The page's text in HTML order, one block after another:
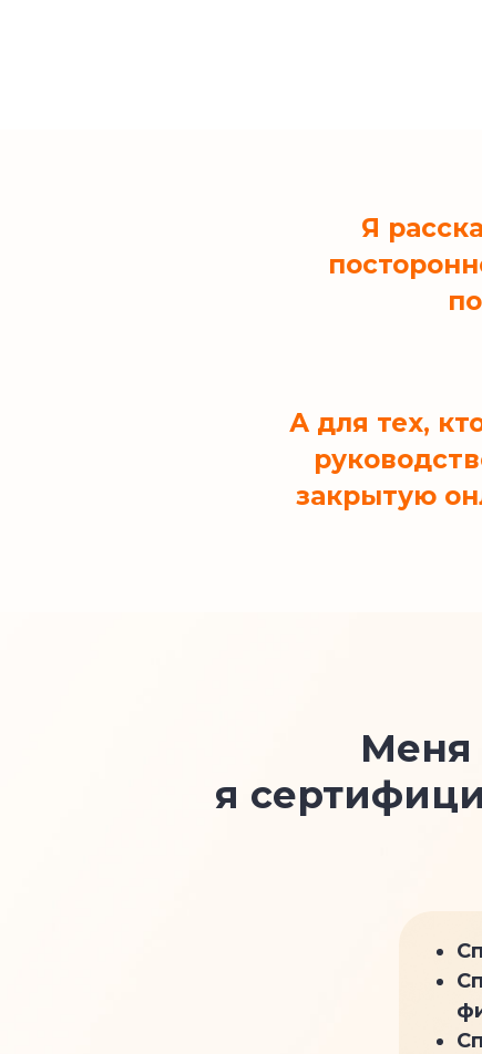
Я
А для тех,
закрытую
Меня
я